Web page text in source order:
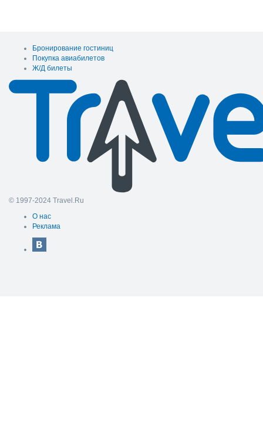
Бронирование гостиниц
Покупка авиабилетов
Ж/Д билеты
© 1997-2024 Travel.Ru
О нас
Реклама